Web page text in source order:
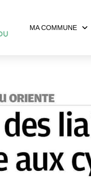
MA COMMUNE